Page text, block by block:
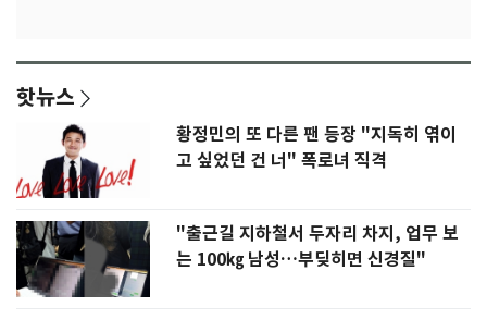
핫뉴스
황정민의 또 다른 팬 등장 "지독히 엮이
고 싶었던 건 너" 폭로녀 직격
"출근길 지하철서 두자리 차지, 업무 보
는 100㎏ 남성…부딪히면 신경질"